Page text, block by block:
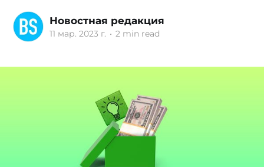
Новостная редакция
11 мар. 2023 г. • 2 min read